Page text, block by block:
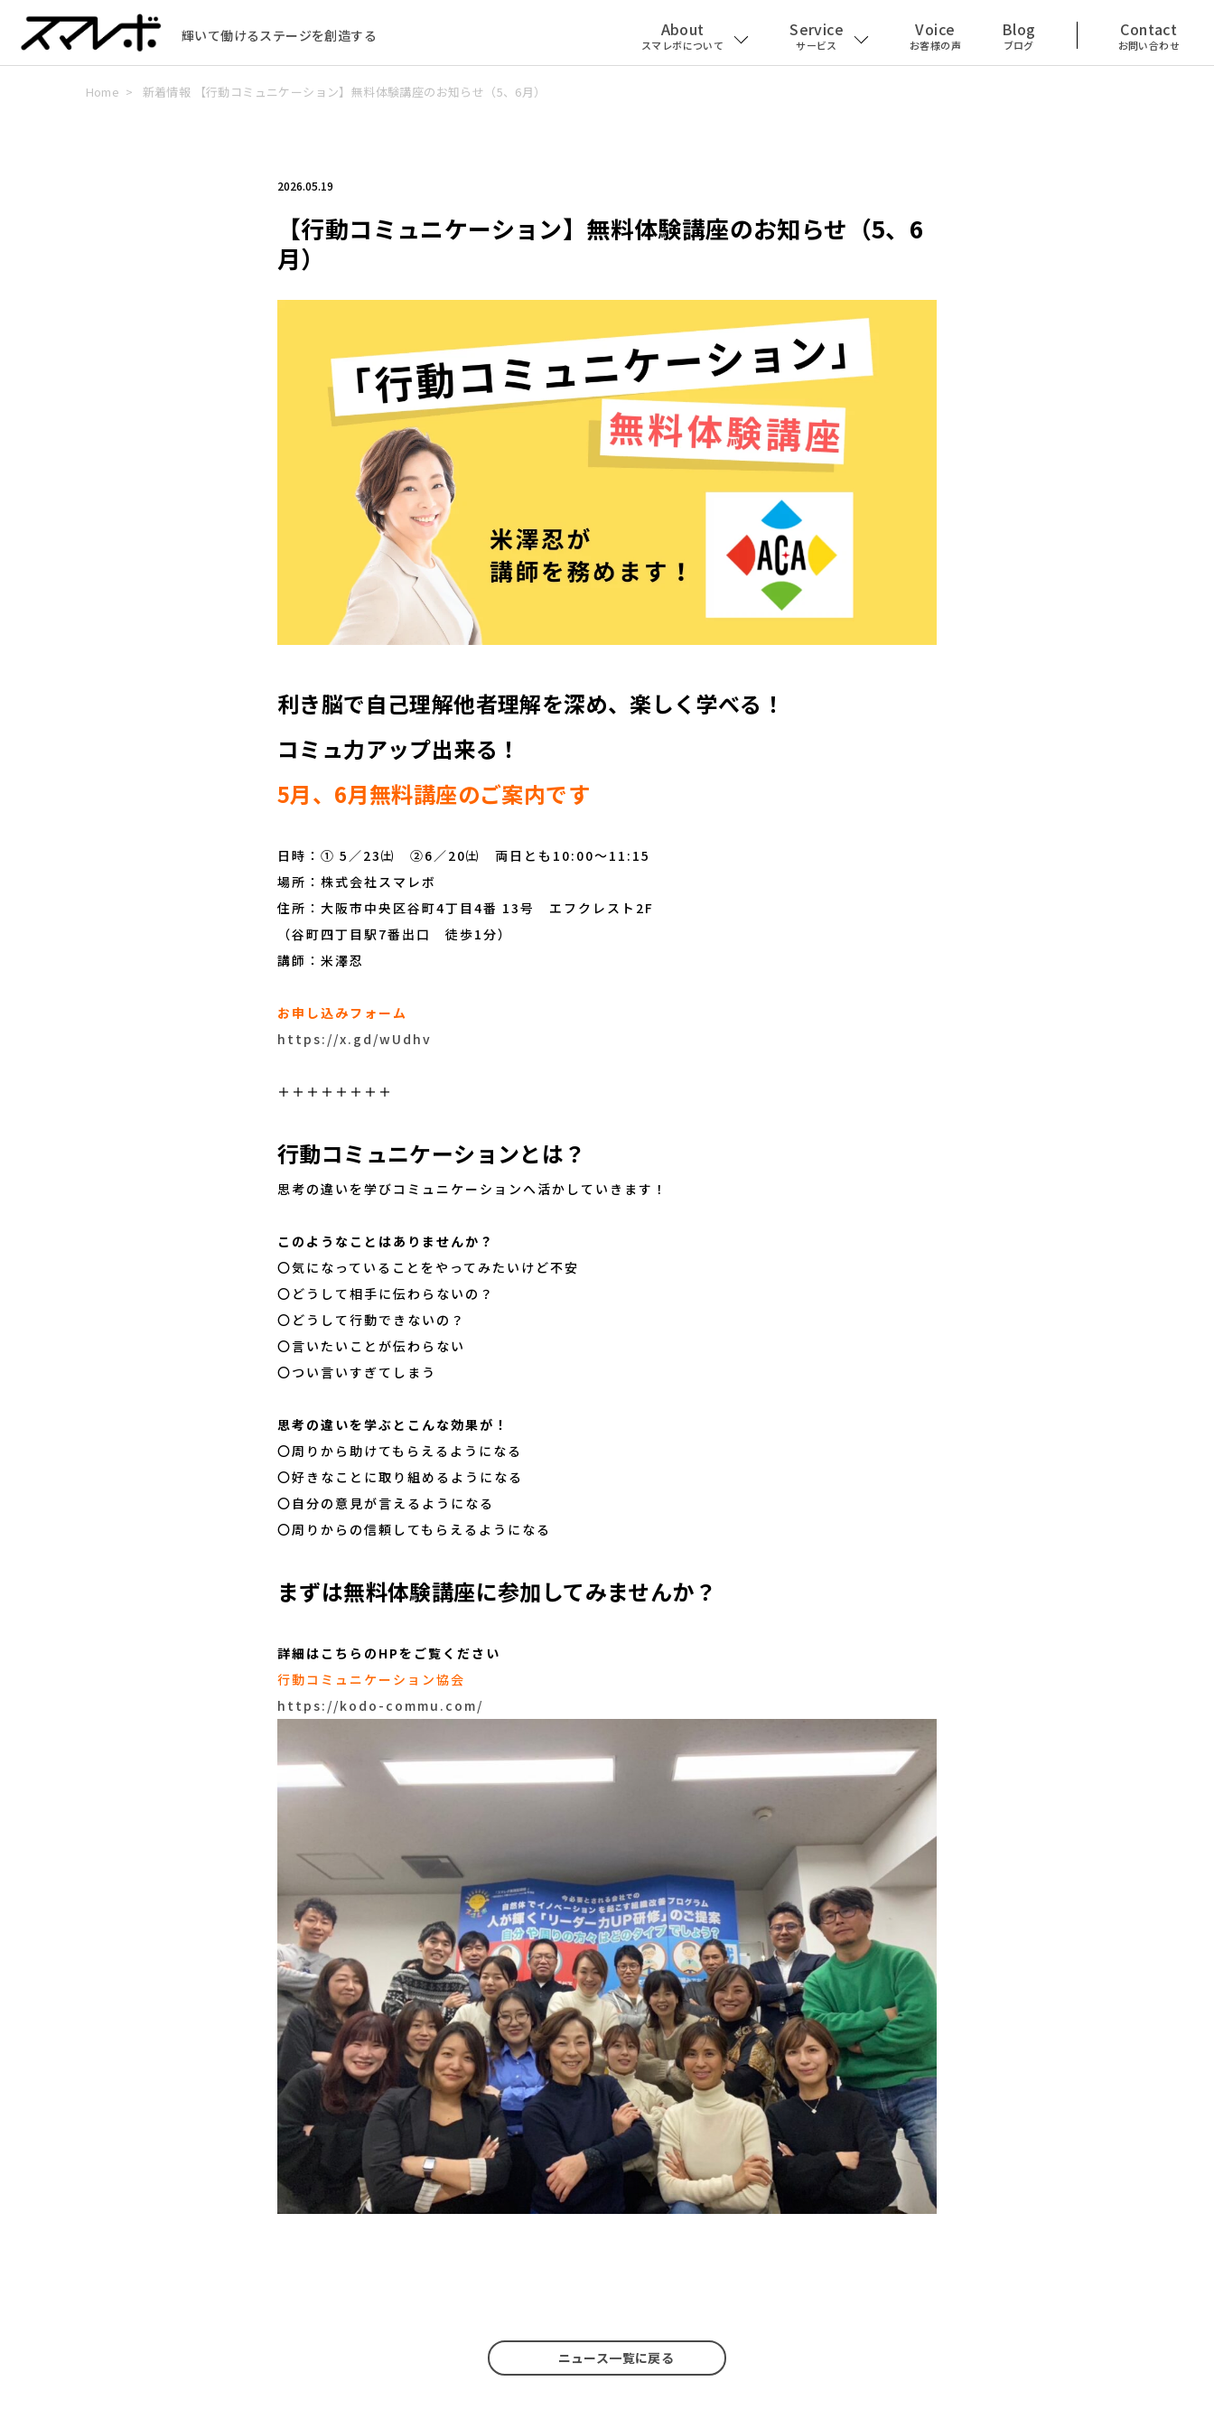
輝いて働けるステージを創造する About
スマレボについて
Service
サービス
Voice
お客様の声
Blog
ブログ
Contact
お問い合わせ
Home > 新着情報 【行動コミュニケーション】無料体験講座のお知らせ（5、6月）
2026.05.19
【行動コミュニケーション】無料体験講座のお知らせ（5、6
月）
利き脳で自己理解他者理解を深め、楽しく学べる！
コミュ力アップ出来る！
5月、6月無料講座のご案内です
日時：① 5／23㈯ ②6／20㈯ 両日とも10:00～11:15
場所：株式会社スマレボ
住所：大阪市中央区谷町4丁目4番 13号 エフクレスト2F
（谷町四丁目駅7番出口 徒歩1分）
講師：米澤忍
お申し込みフォーム
https://x.gd/wUdhv
＋＋＋＋＋＋＋＋
行動コミュニケーションとは？
思考の違いを学びコミュニケーションへ活かしていきます！
このようなことはありませんか？
〇気になっていることをやってみたいけど不安
〇どうして相手に伝わらないの？
〇どうして行動できないの？
〇言いたいことが伝わらない
〇つい言いすぎてしまう
思考の違いを学ぶとこんな効果が！
〇周りから助けてもらえるようになる
〇好きなことに取り組めるようになる
〇自分の意見が言えるようになる
〇周りからの信頼してもらえるようになる
まずは無料体験講座に参加してみませんか？
詳細はこちらのHPをご覧ください
行動コミュニケーション協会
https://kodo-commu.com/
ニュース一覧に戻る